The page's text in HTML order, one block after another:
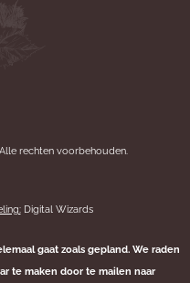
rechten voorbehouden.
Digital Wizards
gaat zoals gepland. We raden
te maken door te mailen naar